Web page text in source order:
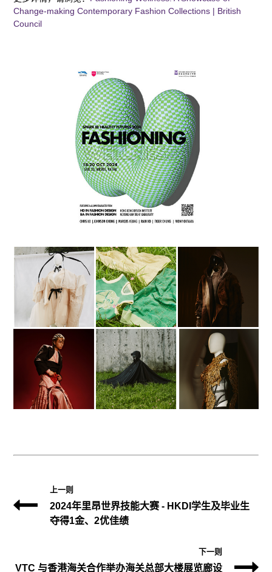
Change-making Contemporary Fashion Collections | British
Council
上一则
2024年里昂世界技能大赛 - HKDI学生及毕业生
夺得1金、2优佳绩
下一则
VTC 与香港海关合作举办海关总部大楼展览廊设